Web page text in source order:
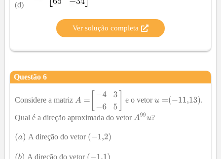
(d)
Ver solução completa
Questão 6
Considere a matriz e o vetor .
Qual é a direção aproximada do vetor ?
A direção do vetor
A direção do vetor